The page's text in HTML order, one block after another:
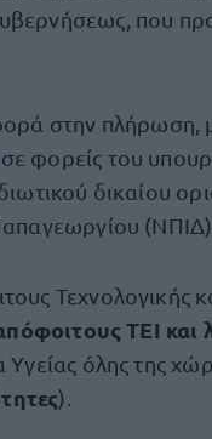
που
στην πλήρωση,
σε φορείς του
δικαίου
(ΝΠΙΔ).
Τεχνολογικής
ΤΕΙ και
όλης της
).